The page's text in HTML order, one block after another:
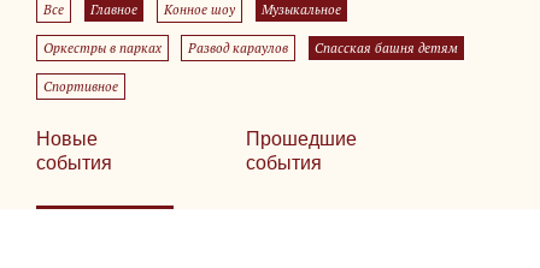
Все Главное Конное шоу Музыкальное
Оркестры в парках Развод караулов Спасская башня детям
Спортивное
Новые
события
Прошедшие
события